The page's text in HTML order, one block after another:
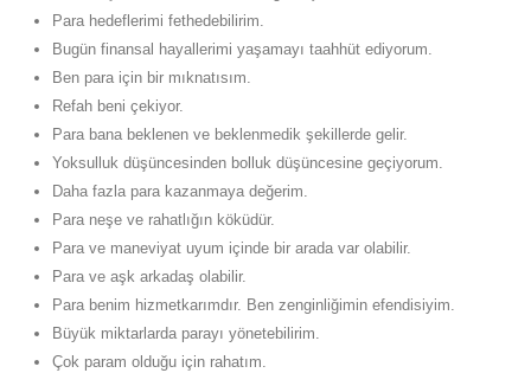
Para hedeflerimi fethedebilirim.
Bugün finansal hayallerimi yaşamayı taahhüt ediyorum.
Ben para için bir mıknatısım.
Refah beni çekiyor.
Para bana beklenen ve beklenmedik şekillerde gelir.
Yoksulluk düşüncesinden bolluk düşüncesine geçiyorum.
Daha fazla para kazanmaya değerim.
Para neşe ve rahatlığın köküdür.
Para ve maneviyat uyum içinde bir arada var olabilir.
Para ve aşk arkadaş olabilir.
Para benim hizmetkarımdır. Ben zenginliğimin efendisiyim.
Büyük miktarlarda parayı yönetebilirim.
Çok param olduğu için rahatım.